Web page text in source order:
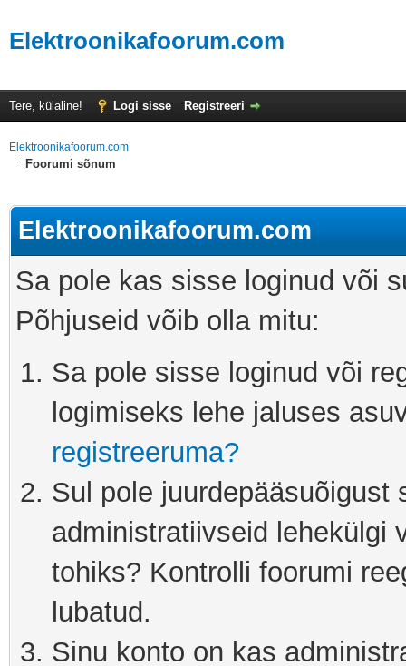
Elektroonikafoorum.com
Tere, külaline! Logi sisse Registreeri
Elektroonikafoorum.com
Foorumi sõnum
Elektroonikafoorum.com
Sa pole kas sisse loginud või
Põhjuseid võib olla mitu:
Sa pole sisse loginud või
logimiseks lehe jaluses
registreeruma?
Sul pole juurdepääsuõigust
administratiivseid lehekülgi
tohiks? Kontrolli foorumi
lubatud.
Sinu konto on kas